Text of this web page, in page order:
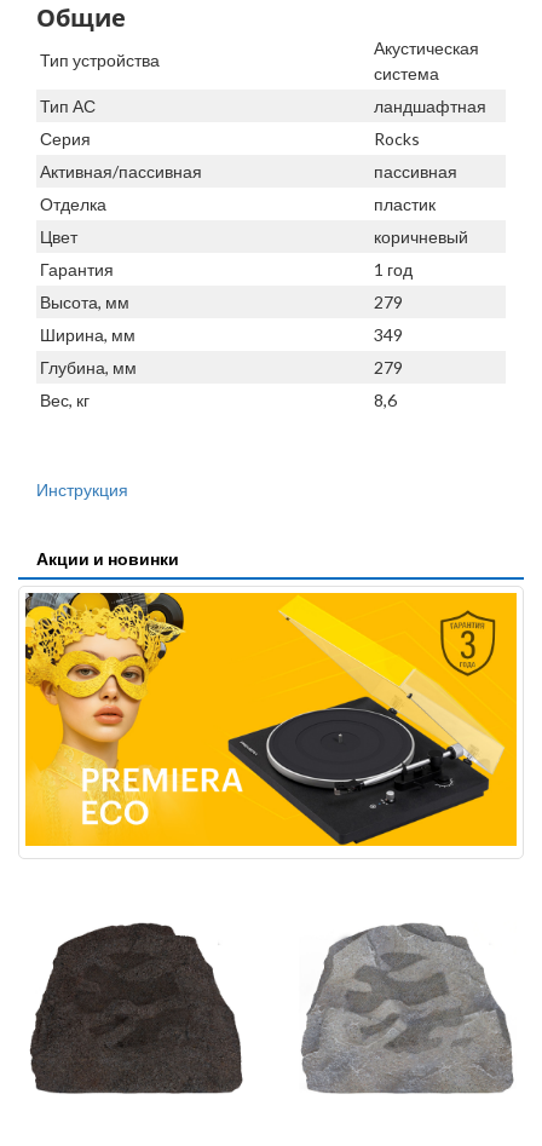
Общие
Тип устройства
Акустическая
система
Тип АС
ландшафтная
Серия
Rocks
Активная/пассивная
пассивная
Отделка
пластик
Цвет
коричневый
Гарантия
1 год
Высота, мм
279
Ширина, мм
349
Глубина, мм
279
Вес, кг
8,6
Инструкция
Акции и новинки